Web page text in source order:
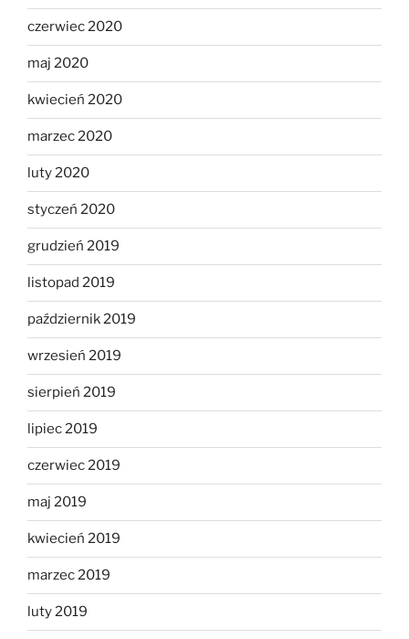
czerwiec 2020
maj 2020
kwiecień 2020
marzec 2020
luty 2020
styczeń 2020
grudzień 2019
listopad 2019
październik 2019
wrzesień 2019
sierpień 2019
lipiec 2019
czerwiec 2019
maj 2019
kwiecień 2019
marzec 2019
luty 2019